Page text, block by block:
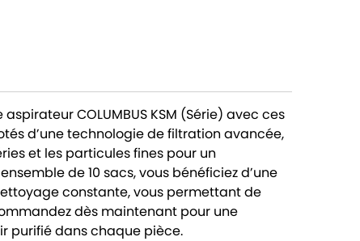
COLUMBUS KSM (Série) avec ces
d’une technologie de filtration avancée,
et les particules fines pour un
de 10 sacs, vous bénéficiez d’une
constante, vous permettant de
dès maintenant pour une
purifié dans chaque pièce.